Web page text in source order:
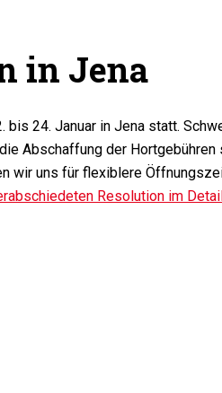
in Jena
24. Januar in Jena statt.
Abschaffung der
wir uns für flexiblere
Resolution im